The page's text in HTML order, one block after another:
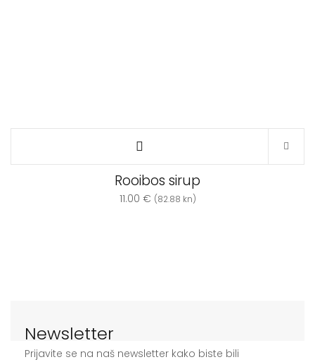
Rooibos sirup
11.00 € (82.88 kn)
Newsletter
Prijavite se na naš newsletter kako biste bili